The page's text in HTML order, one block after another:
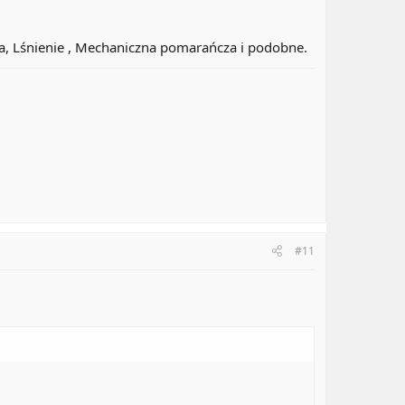
Lśnienie , Mechaniczna pomarańcza i podobne.
#11